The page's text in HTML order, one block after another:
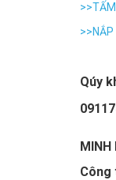
>>NẮP
Qúy
MINH
Công